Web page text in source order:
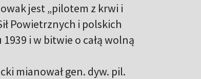
jest „pilotem z krwi i
Powietrznych i polskich
i w bitwie o całą wolną
mianował gen. dyw. pil.